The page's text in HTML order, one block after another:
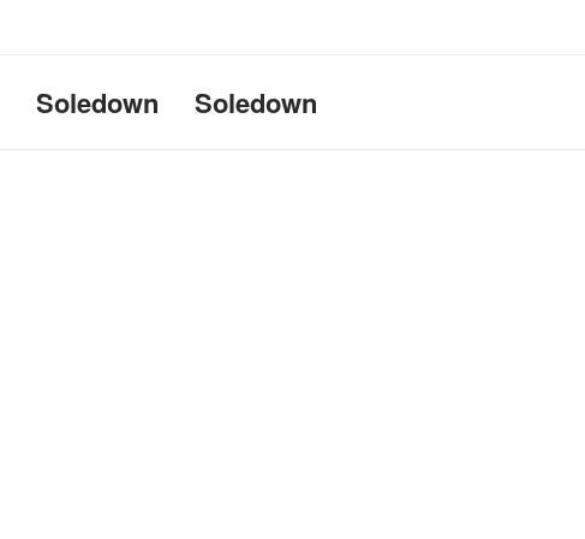
Uname:Linux d69bffeef052
Soledown Soledown